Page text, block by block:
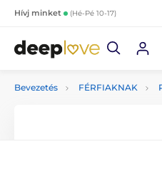
Hívj minket (Hé-Pé 10-17)
Bevezetés FÉRFIAKNAK